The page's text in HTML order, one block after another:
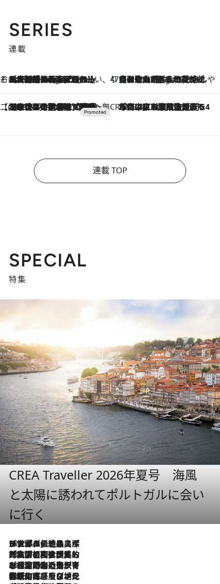
SERIES
連載
そおだよおこの関西おいしい、おやつ紀行4 Hours Ago
［大阪府箕面市］一皿一皿目の前で仕上げられる、料理を巧みに組み込んだアシェットデセールコース「ミチル アシェット デセール（Michiru assiette dessert）」 47都道府県の手みやげ ひんやりスイーツで夏を満喫
4 Hours Ago
【和歌山県】この夏絶対食べたい 冷やしておいしいおやつ3選 みかんがごろっと丸ごと入ったジュレ
【CREA×星野リゾート】唯一無二。癒しと発見が待つ場所へ
2026.8.7
【トンボの足水浴】ヒノキの香りに包まれて涼感マックス！約13℃の湧水かけ流しを避暑地「星野温泉 トンボの湯」で体験 CREA'S CHOICE
2026.8.7
「立川にも歌舞伎があるんだよ」 片岡仁左衛門・市川中車ら豪華座組みで4年目の立川立飛歌舞伎へ
連載 TOP
SPECIAL
特集
CREA Traveller 2026年夏号 海風
と太陽に誘われてポルトガルに会い
に行く
2026.8.8
リスボンの絶品スイーツ「パステル・デ・ナタ」とは？ポルトガル伝統の奥深い世界へ
2026.7.27
「私の祖国はポルトガル語です」国民的詩人フェルナンド・ペソアと、彼が愛した文学の街を歩く
2026.7.26
ポルトガル近海が育む極上の海の幸。キリリと冷えた白ワインと愉しむ、シーフード専門店の贅沢
2026.7.22
伝統の味をモダンに昇華。高感度な地元客が集う、リスボンの最旬ガストロノミー